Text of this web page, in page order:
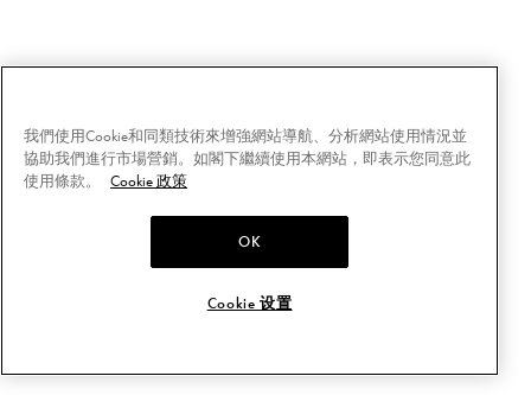
我們使用Cookie和同類技術來增強網站導航、分析網站使用情況並
協助我們進行市場營銷。如閣下繼續使用本網站，即表示您同意此
使用條款。
Cookie 政策
OK
Cookie 设置